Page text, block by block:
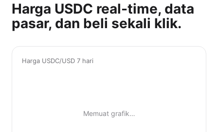
Harga USDC real-time, data
pasar, dan beli sekali klik.
Harga USDC/USD 7 hari
Memuat grafik…